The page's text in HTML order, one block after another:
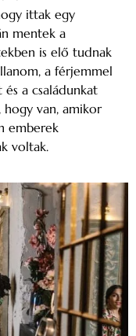
ittak egy
mentek a
is elő tudnak
a férjemmel
a családunkat
hogy van, amikor
emberek
voltak.